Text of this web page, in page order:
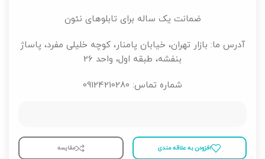
ضمانت یک ساله برای تابلوهای نئون
آدرس ما: بازار تهران، خیابان پامنار، کوچه خلیلی مفرد، پاساژ
بنفشه، طبقه اول، واحد 26
شماره تماس: 09124210280
افزودن به علاقه مندی مقايسه